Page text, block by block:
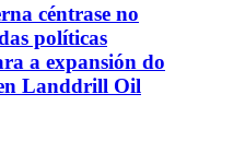
céntrase no
políticas
a expansión do
Landdrill Oil